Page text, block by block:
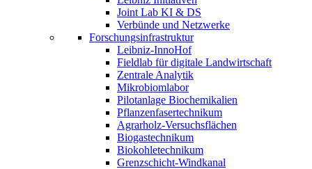
Joint Lab KI & DS
Verbünde und Netzwerke
Forschungsinfrastruktur
Leibniz-InnoHof
Fieldlab für digitale Landwirtschaft
Zentrale Analytik
Mikrobiomlabor
Pilotanlage Biochemikalien
Pflanzenfasertechnikum
Agrarholz-Versuchsflächen
Biogastechnikum
Biokohletechnikum
Grenzschicht-Windkanal